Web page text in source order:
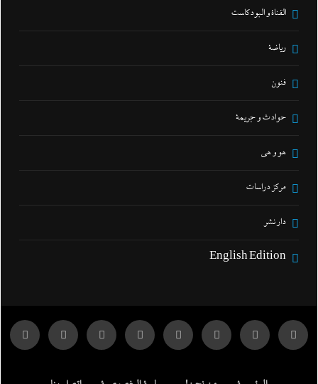
القناة و البودكاست
رياضة
فنون
حوادث و جريمة
هو و هي
مركز دراسات
دار نشر
English Edition